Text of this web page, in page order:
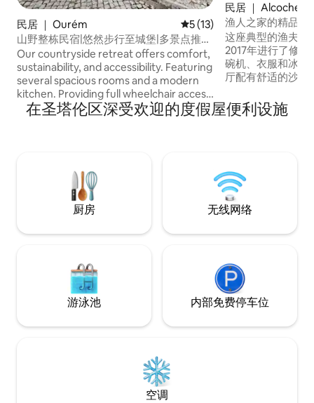
民居 ｜ Ourém 平均评分 5 分（满分 5 分）
5 (13)
山野整栋民宿|悠然步行至城堡|多景点推
荐|全配套设施厨房
Our countryside retreat offers comfort,
sustainability, and accessibility. Featuring
several spacious rooms and a modern
kitchen. Providing full wheelchair access
to all areas except one bedroom, with
thoughtfully placed handles and
included. Powered by solar energy and
eco-friendly bathroom amenities. High-
speed WiFi connections keep you
connected, within a tranquil village.
民居 ｜ Alcochete
渔人之家的精品设
这座典型的渔夫房
2017年进行了修复，现在
碗机、衣服和冰箱
厅配有舒适的沙发
人床（ 160厘米x
炉。 房客可以进入所有区域，但储物区除
区，到处都是古朴
杂货店和咖啡馆。 最好在Alcochete村中
心步行即可抵达。 禁止吸烟，禁止携带宠
物。 不允许举办派对和活动 出于安全考
一楼之间的楼梯上
在圣塔伦区深受欢迎的度假屋便利设施
厨房 无线网络
游泳池 内部免费停车位
空调